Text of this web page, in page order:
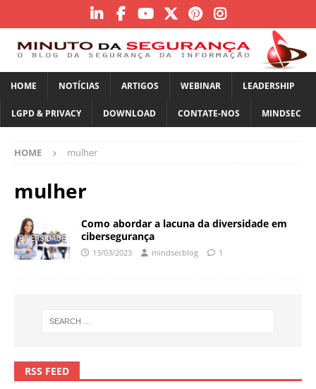
HOME NOTÍCIAS ARTIGOS WEBINAR LEADERSHIP
LGPD & PRIVACY DOWNLOAD CONTATE-NOS MINDSEC
HOME mulher
mulher
Como abordar a lacuna da diversidade em
cibersegurança
13/03/2023 mindsecblog 1
RSS FEED